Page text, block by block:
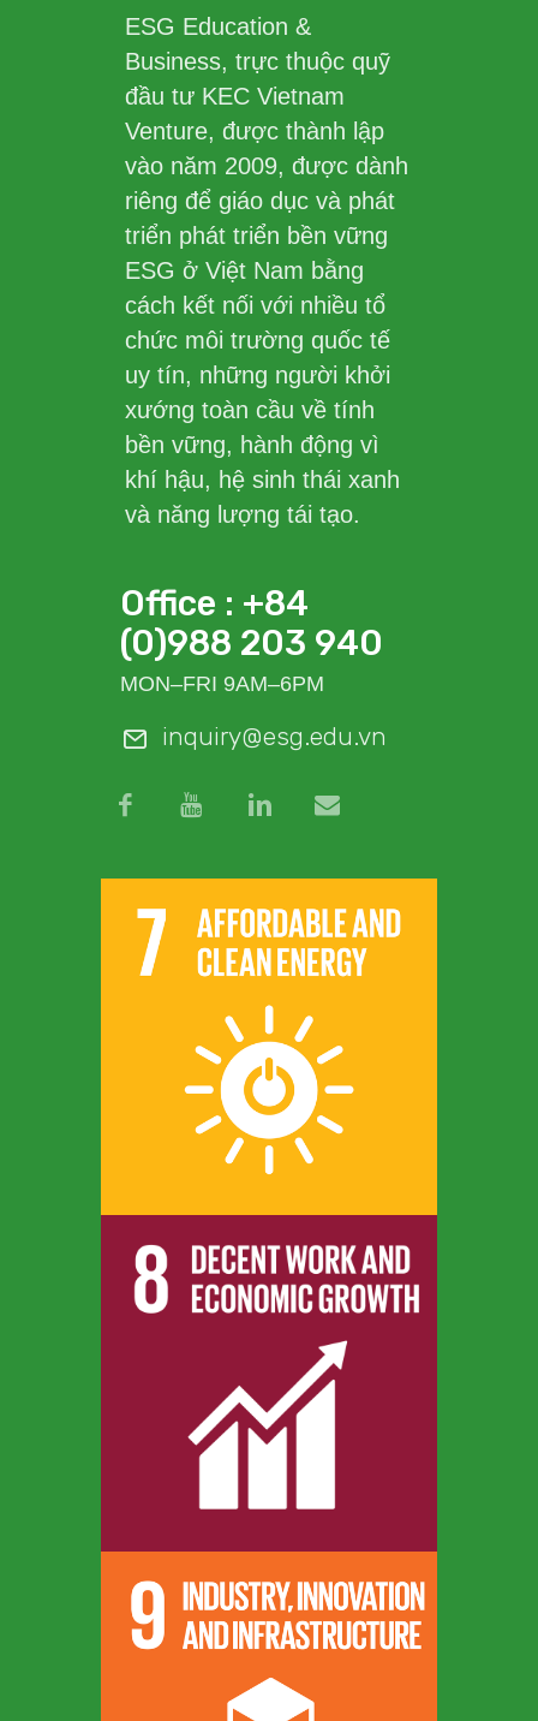
ESG Education &
Business, trực thuộc quỹ
đầu tư KEC Vietnam
Venture, được thành lập
vào năm 2009, được dành
riêng để giáo dục và phát
triển phát triển bền vững
ESG ở Việt Nam bằng
cách kết nối với nhiều tổ
chức môi trường quốc tế
uy tín, những người khởi
xướng toàn cầu về tính
bền vững, hành động vì
khí hậu, hệ sinh thái xanh
và năng lượng tái tạo.
Office : +84
(0)988 203 940
MON–FRI 9AM–6PM
inquiry@esg.edu.vn